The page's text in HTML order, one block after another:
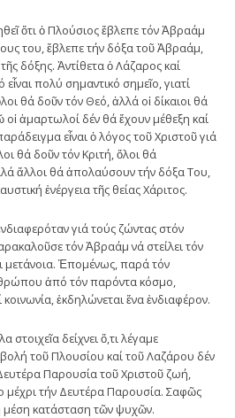
ὅτι ὁ Πλούσιος ἔβλεπε τόν Ἀβραάμ
του, ἔβλεπε τήν δόξα τοῦ Ἀβραάμ,
δόξης. Ἀντίθετα ὁ Λάζαρος καί
εἶναι πολύ σημαντικό σημεῖο, γιατί
θά δοῦν τόν Θεό, ἀλλά οἱ δίκαιοι θά
οἱ ἁμαρτωλοί δέν θά ἔχουν μέθεξη καί
εἶναι ὁ λόγος τοῦ Χριστοῦ γιά
θά δοῦν τόν Κριτή, ὅλοι θά
ἄλλοι θά ἀπολαύσουν τήν δόξα Του,
ἐνέργεια τῆς θείας Χάριτος.
γιά τούς ζώντας στόν
τόν Ἀβραάμ νά στείλει τόν
μετάνοια. Ἑπομένως, παρά τόν
ἀπό τόν παρόντα κόσμο,
ἐκδηλώνεται ἕνα ἐνδιαφέρον.
στοιχεῖα δείχνει ὅ,τι λέγαμε
τοῦ Πλουσίου καί τοῦ Λαζάρου δέν
Παρουσία τοῦ Χριστοῦ ζωή,
μέχρι τήν Δευτέρα Παρουσία. Σαφῶς
μέση κατάσταση τῶν ψυχῶν.